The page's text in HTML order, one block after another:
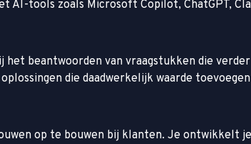
AI-tools zoals Microsoft Copilot, ChatGPT,
beantwoorden van vraagstukken die
die daadwerkelijk waarde
op te bouwen bij klanten. Je ontwikkelt